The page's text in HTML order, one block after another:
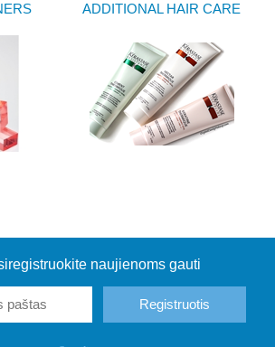
ADDITIONAL HAIR CARE
naujienoms gauti